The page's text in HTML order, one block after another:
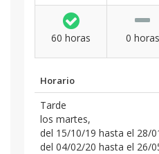
60 horas 0 horas
Horario
Tarde
los martes,
del 15/10/19 hasta el 28/
del 04/02/20 hasta el 26/